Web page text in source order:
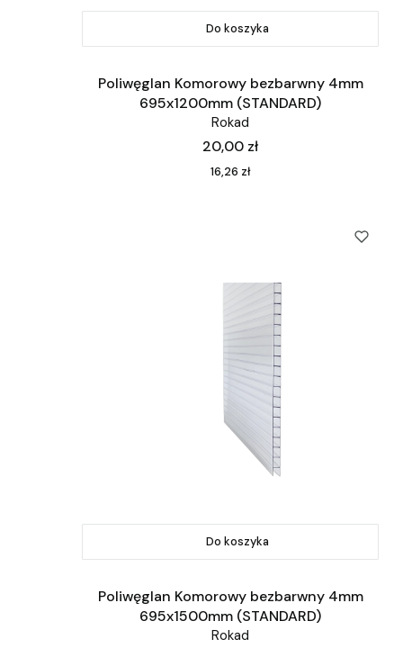
Do koszyka
Poliwęglan Komorowy bezbarwny 4mm
695x1200mm (STANDARD)
Rokad
Cena
20,00 zł
Cena
16,26 zł
Do koszyka
Poliwęglan Komorowy bezbarwny 4mm
695x1500mm (STANDARD)
Rokad